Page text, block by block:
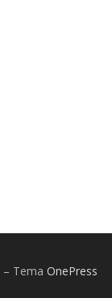
– Tema OnePress